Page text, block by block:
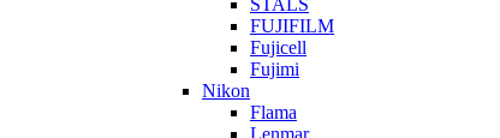
STALS
FUJIFILM
Fujicell
Fujimi
Nikon
Flama